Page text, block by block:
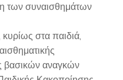
των συναισθημάτων
κυρίως στα παιδιά,
βασικών αναγκών